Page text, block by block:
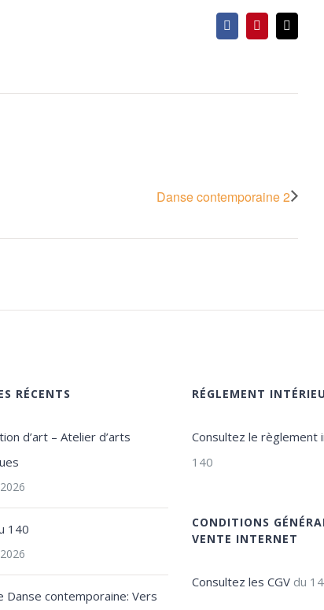
FacebookPinterest
Danse contemporaine 2
RÉCENTS
d’art – Atelier d’arts
140
Danse contemporaine: Vers
RÉGLEMENT
Consultez le règlement
140
CONDITIONS
VENTE INTERNET
Consultez les CGVdu